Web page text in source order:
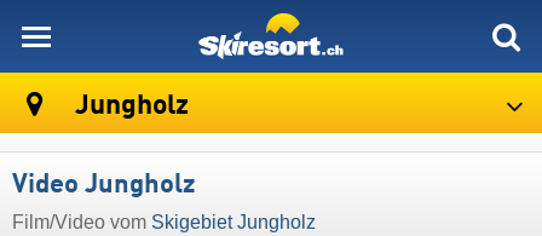
Jungholz
Video Jungholz
Film/Video vom Skigebiet Jungholz